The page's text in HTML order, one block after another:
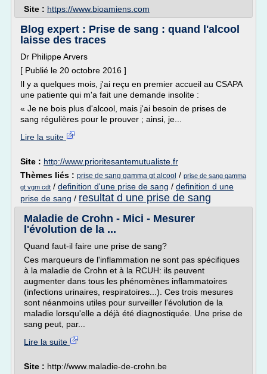
Site : https://www.bioamiens.com
Blog expert : Prise de sang : quand l'alcool
laisse des traces
Dr Philippe Arvers
[ Publié le 20 octobre 2016 ]
Il y a quelques mois, j'ai reçu en premier accueil au CSAPA
une patiente qui m'a fait une demande insolite :
« Je ne bois plus d'alcool, mais j'ai besoin de prises de
sang régulières pour le prouver ; ainsi, je...
Lire la suite
Site : http://www.prioritesantemutualiste.fr
Thèmes liés : prise de sang gamma gt alcool / prise de sang gamma
gt vgm cdt / definition d'une prise de sang / definition d une
prise de sang / resultat d une prise de sang
Maladie de Crohn - Mici - Mesurer
l'évolution de la ...
Quand faut-il faire une prise de sang?
Ces marqueurs de l'inflammation ne sont pas spécifiques
à la maladie de Crohn et à la RCUH: ils peuvent
augmenter dans tous les phénomènes inflammatoires
(infections urinaires, respiratoires...). Ces trois mesures
sont néanmoins utiles pour surveiller l'évolution de la
maladie lorsqu'elle a déjà été diagnostiquée. Une prise de
sang peut, par...
Lire la suite
Site : http://www.maladie-de-crohn.be